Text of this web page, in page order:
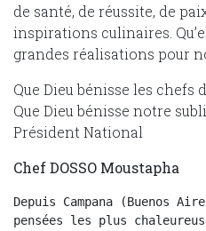
de santé, de réussite, de
inspirations culinaires.
grandes réalisations pour
Que Dieu bénisse les chefs
Que Dieu bénisse notre
Président National
Chef DOSSO Moustapha
Depuis Campana (Buenos
pensées les plus